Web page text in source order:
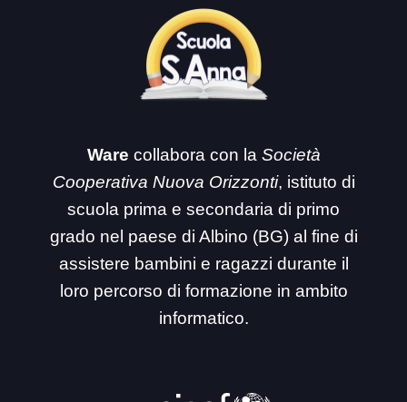
Ware collabora con la Società
Cooperativa Nuova Orizzonti, istituto di
scuola prima e secondaria di primo
grado nel paese di Albino (BG) al fine di
assistere bambini e ragazzi durante il
loro percorso di formazione in ambito
informatico.